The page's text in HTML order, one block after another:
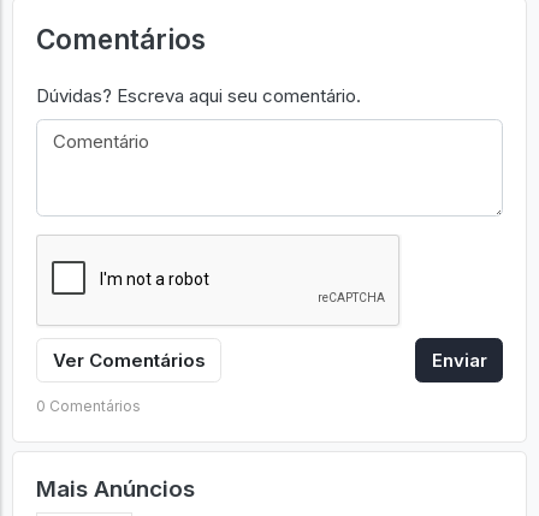
Comentários
Dúvidas? Escreva aqui seu comentário.
Ver Comentários Enviar
0 Comentários
Mais Anúncios